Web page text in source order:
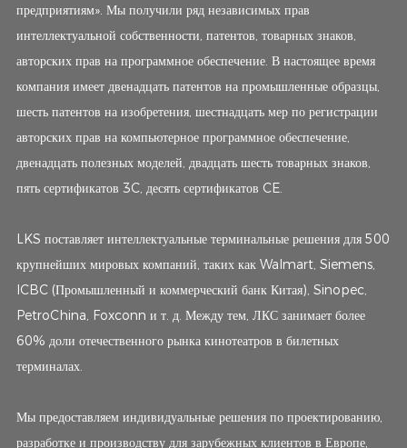
предприятиям». Мы получили ряд независимых прав
интеллектуальной собственности, патентов, товарных знаков,
авторских прав на программное обеспечение. В настоящее время
компания имеет двенадцать патентов на промышленные образцы,
шесть патентов на изобретения, шестнадцать мер по регистрации
авторских прав на компьютерное программное обеспечение,
двенадцать полезных моделей, двадцать шесть товарных знаков,
пять сертификатов 3C, десять сертификатов CE.
LKS поставляет интеллектуальные терминальные решения для 500
крупнейших мировых компаний, таких как Walmart, Siemens,
ICBC (Промышленный и коммерческий банк Китая), Sinopec,
PetroChina, Foxconn и т. д. Между тем, ЛКС занимает более
60% доли отечественного рынка кинотеатров в билетных
терминалах.
Мы предоставляем индивидуальные решения по проектированию,
разработке и производству для зарубежных клиентов в Европе,